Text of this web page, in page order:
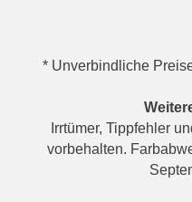
* Unverbindliche
Irrtümer, Tippfehler
vorbehalten.